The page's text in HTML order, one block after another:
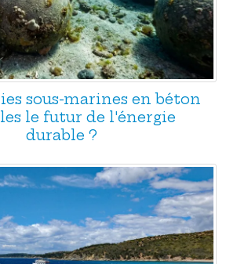
sous-marines en béton
le futur de l'énergie
durable ?